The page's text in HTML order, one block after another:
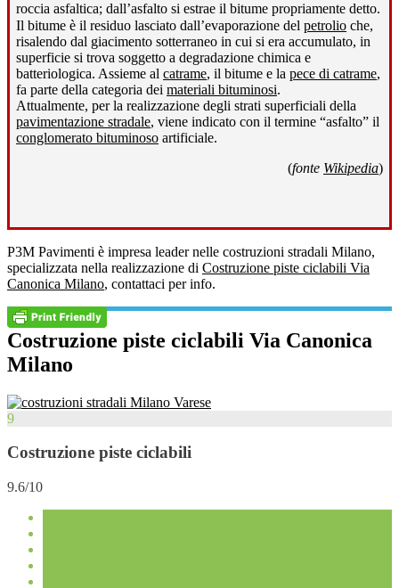
roccia asfaltica; dall’asfalto si estrae il bitume propriamente detto.
Il bitume è il residuo lasciato dall’evaporazione del petrolio che,
risalendo dal giacimento sotterraneo in cui si era accumulato, in
superficie si trova soggetto a degradazione chimica e
batteriologica. Assieme al catrame, il bitume e la pece di catrame,
fa parte della categoria dei materiali bituminosi.
Attualmente, per la realizzazione degli strati superficiali della
pavimentazione stradale, viene indicato con il termine “asfalto” il
conglomerato bituminoso artificiale.
(fonte Wikipedia)
P3M Pavimenti è impresa leader nelle costruzioni stradali Milano,
specializzata nella realizzazione di Costruzione piste ciclabili Via
Canonica Milano, contattaci per info.
Costruzione piste ciclabili Via Canonica
Milano
9
Costruzione piste ciclabili
9.6/10